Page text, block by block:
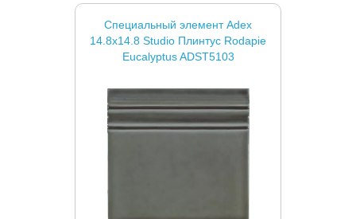
Специальный элемент Adex
14.8x14.8 Studio Плинтус Rodapie
Eucalyptus ADST5103